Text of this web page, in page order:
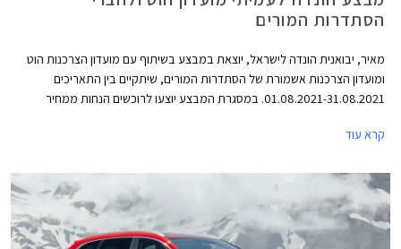
הסתדרות המורים
מאיר, יבואנית הונדה לישראל, יוצאת במבצע בשיתוף עם מועדון הצרכנות הוט
ומועדון הצרכנות אשמורת של הסתדרות המורים, שיתקיים בין התאריכים
01.08.2021-31.08.2021. במסגרת המבצע יוצעו לרוכשים הנחות ממחיר
המשתתפים במבצע.
קרא עוד